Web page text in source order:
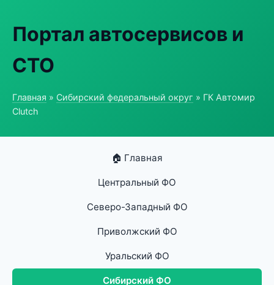
Портал автосервисов и
СТО
Главная » Сибирский федеральный округ » ГК Автомир
Clutch
🏠 Главная
Центральный ФО
Северо-Западный ФО
Приволжский ФО
Уральский ФО
Сибирский ФО